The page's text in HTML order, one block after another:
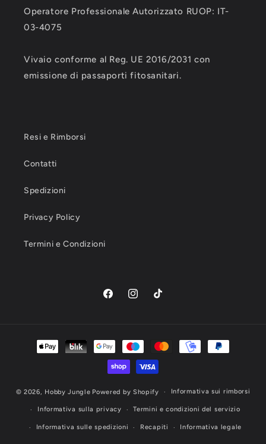
Operatore Professionale Autorizzato RUOP: IT-
03-4075
Vivaio conforme al Reg. UE 2016/2031 con
emissione di passaporti fitosanitari.
Resi e Rimborsi
Contatti
Spedizioni
Privacy Policy
Termini e Condizioni
FacebookInstagramTikTok
Metodi
© 2026, Hobby Jungle Powered by Shopify Informativa sui rimborsi
Informativa sulla privacy Termini e condizioni del servizio
Informativa sulle spedizioni Recapiti Informativa legale